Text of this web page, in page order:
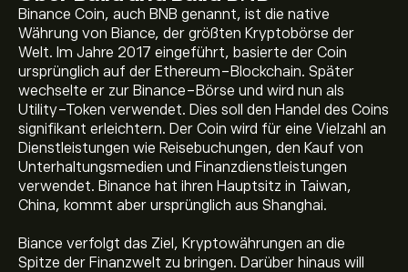
Binance Coin, auch BNB genannt, ist die native
Währung von Biance, der größten Kryptobörse der
Welt. Im Jahre 2017 eingeführt, basierte der Coin
ursprünglich auf der Ethereum-Blockchain. Später
wechselte er zur Binance-Börse und wird nun als
Utility-Token verwendet. Dies soll den Handel des Coins
signifikant erleichtern. Der Coin wird für eine Vielzahl an
Dienstleistungen wie Reisebuchungen, den Kauf von
Unterhaltungsmedien und Finanzdienstleistungen
verwendet. Binance hat ihren Hauptsitz in Taiwan,
China, kommt aber ursprünglich aus Shanghai.
Biance verfolgt das Ziel, Kryptowährungen an die
Spitze der Finanzwelt zu bringen. Darüber hinaus will
Der aktuelle Preis von BNB beträgt 586.37‎$‎ USD
77.96B‎$‎ USD